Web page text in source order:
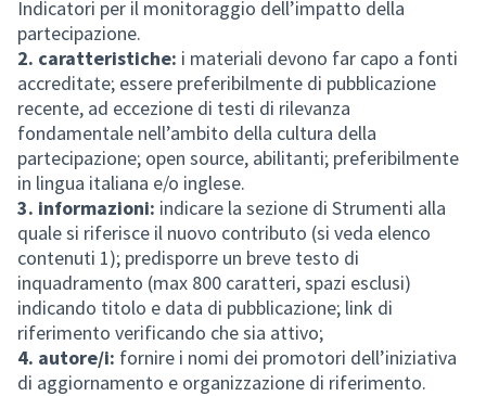
Indicatori per il monitoraggio dell’impatto della
partecipazione.
2. caratteristiche: i materiali devono far capo a fonti
accreditate; essere preferibilmente di pubblicazione
recente, ad eccezione di testi di rilevanza
fondamentale nell’ambito della cultura della
partecipazione; open source, abilitanti; preferibilmente
in lingua italiana e/o inglese.
3. informazioni: indicare la sezione di Strumenti alla
quale si riferisce il nuovo contributo (si veda elenco
contenuti 1); predisporre un breve testo di
inquadramento (max 800 caratteri, spazi esclusi)
indicando titolo e data di pubblicazione; link di
riferimento verificando che sia attivo;
4. autore/i: fornire i nomi dei promotori dell’iniziativa
di aggiornamento e organizzazione di riferimento.